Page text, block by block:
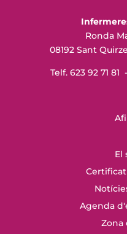
Ronda
08192 Sant
Telf. 623 92 71 81 -
El
Agenda
Zona